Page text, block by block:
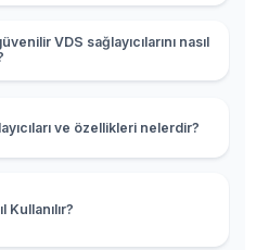
VDS sağlayıcılarını nasıl
ve özellikleri nelerdir?
Kullanılır?